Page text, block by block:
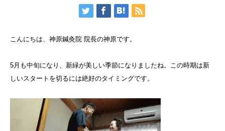
こんにちは、神原鍼灸院 院長の神原です。
5月も中旬になり、新緑が美しい季節になりましたね。この時期は新
しいスタートを切るには絶好のタイミングです。